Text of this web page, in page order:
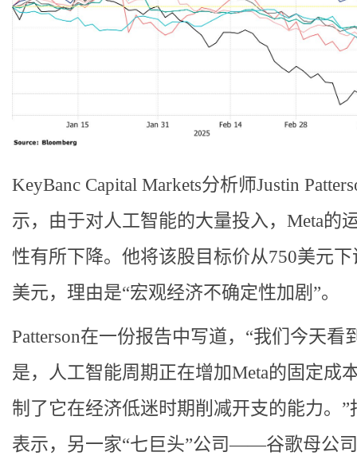
KeyBanc Capital Markets分析师Justin
示，由于对人工智能的大量投入，Meta的
性有所下降。他将该股目标价从750美元下
美元，理由是“宏观经济不确定性加剧”。
Patterson在一份报告中写道，“我们今天看
是，人工智能周期正在增加Meta的固定成
制了它在经济低迷时期削减开支的能力。”
表示，另一家“七巨头”公司——谷歌母公司